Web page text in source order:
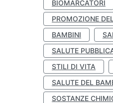
BIOMARCATORI
PROMOZIONE
BAMBINI
SALUTE
STILI DI VITA
SALUTE DEL
SOSTANZE